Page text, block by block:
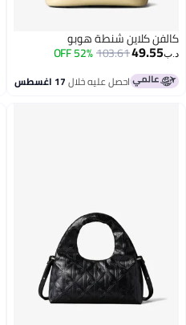
كالفن كلاين شنطة هوبو
د.ب‏49.55
103.61
52% OFF
احصل عليه خلال17 اغسطس